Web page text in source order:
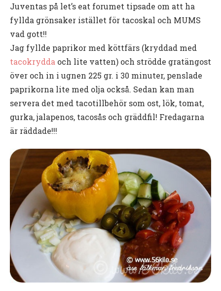
Juventas på let’s eat forumet tipsade om att ha
fyllda grönsaker istället för tacoskal och MUMS
vad gott!!
Jag fyllde paprikor med köttfärs (kryddad med
tacokrydda och lite vatten) och strödde gratängost
över och in i ugnen 225 gr. i 30 minuter, penslade
paprikorna lite med olja också. Sedan kan man
servera det med tacotillbehör som ost, lök, tomat,
gurka, jalapenos, tacosås och gräddfil! Fredagarna
är räddade!!!